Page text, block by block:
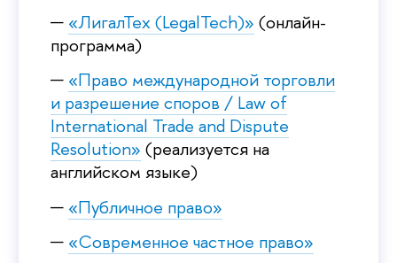
«ЛигалТех (LegalTech)» (онлайн-
программа)
«Право международной торговли
и разрешение споров / Law of
International Trade and Dispute
Resolution» (реализуется на
английском языке)
«Публичное право»
«Современное частное право»